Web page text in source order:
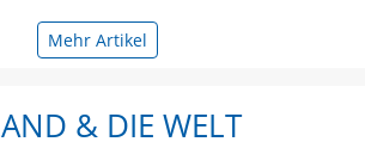
Mehr Artikel
& DIE WELT